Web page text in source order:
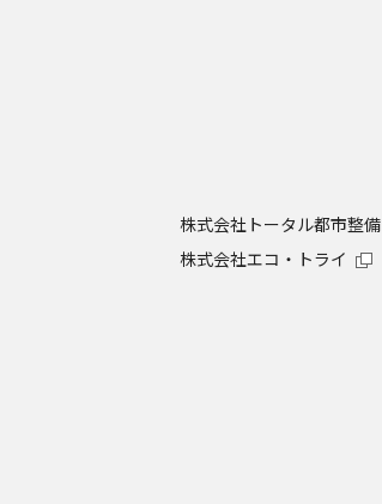
株式会社トータル都市整備
株式会社エコ・トライ